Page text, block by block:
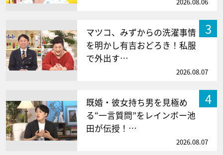
3
マツコ、みずからの洗濯事情
を明かし有吉おどろき！私服
で外出す…
2026.08.07
4
既婚・彼女持ち男を見極め
る“一言質問”をレインボー池
田が伝授！…
2026.08.07